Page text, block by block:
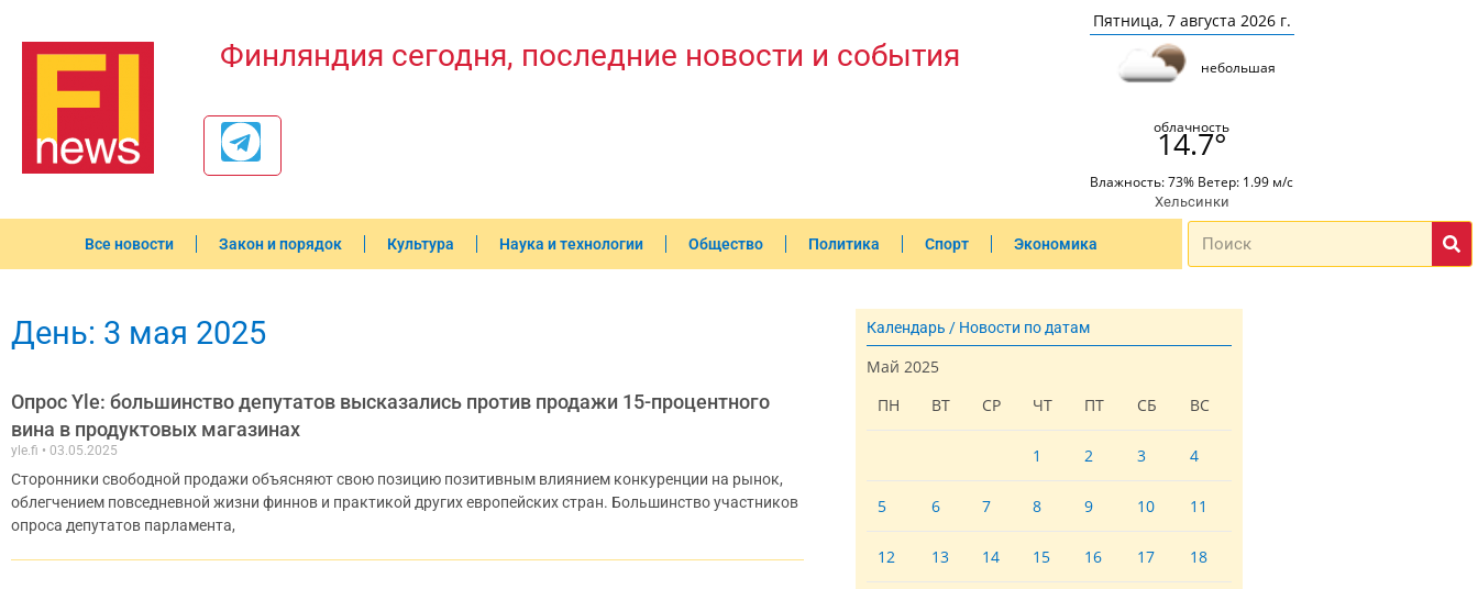
Финляндия сегодня, последние новости и события
Пятница, 7 августа 2026 г.
небольшая
облачность
14.7°
Влажность: 73% Ветер: 1.99 м/с
Хельсинки
Все новости Закон и порядок Культура Наука и технологии Общество Политика Спорт Экономика
День: 3 мая 2025
Опрос Yle: большинство депутатов высказались против продажи 15-процентного
вина в продуктовых магазинах
yle.fi 03.05.2025
Сторонники свободной продажи объясняют свою позицию позитивным влиянием конкуренции на рынок,
облегчением повседневной жизни финнов и практикой других европейских стран. Большинство участников
опроса депутатов парламента,
Календарь / Новости по датам
Май 2025
ПН
ВТ СР ЧТ ПТ СБ ВС
1 2 3 4
5 6 7 8 9 10 11
12 13 14 15 16 17 18